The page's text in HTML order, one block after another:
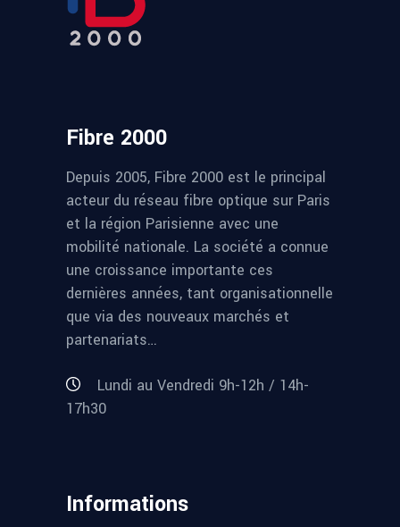
Fibre 2000
Depuis 2005, Fibre 2000 est le principal
acteur du réseau fibre optique sur Paris
et la région Parisienne avec une
mobilité nationale. La société a connue
une croissance importante ces
dernières années, tant organisationnelle
que via des nouveaux marchés et
partenariats…
Lundi au Vendredi 9h-12h / 14h-
17h30
Informations